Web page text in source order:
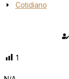
Cotidiano
1